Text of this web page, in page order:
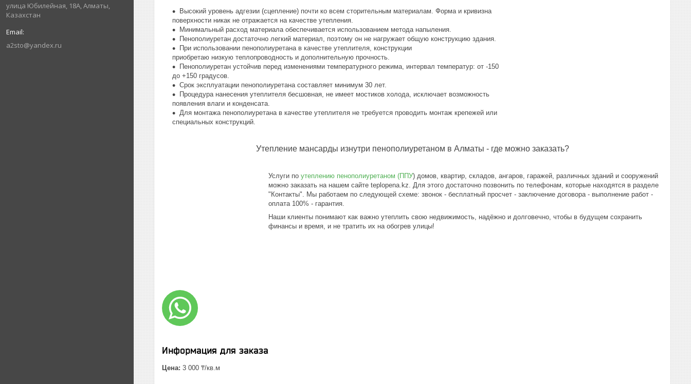
улица Юбилeйнaя, 18А, Алматы,
Казахстан
a2sto@yandex.ru
Высокий уровень адгезии (сцепление) почти ко всем сторительным материалам. Форма и кривизна
поверхности никак не отражается на качестве утепления.
Минимальный расход материала обеспечивается использованием метода напыления.
Пенополиуретан достаточно легкий материал, поэтому он не нагружает общую конструкцию здания.
При использовании пенополиуретана в качестве утеплителя, конструкции
приобретаю низкую теплопроводность и дополнительную прочность.
Пенополиуретан устойчив перед изменениями температурного режима, интервал температур: от -150
до +150 градусов.
Срок эксплуатации пенополиуретана составляет минимум 30 лет.
Процедура нанесения утеплителя бесшовная, не имеет мостиков холода, исключает возможность
появления влаги и конденсата.
Для монтажа пенополиуретана в качестве утеплителя не требуется проводить монтаж крепежей или
специальных конструкций.
Утепление мансарды изнутри пенополиуретаном в Алматы - где можно заказать?
Услуги по утеплению пенополиуретаном (ППУ) домов, квартир, складов, ангаров, гаражей, различных зданий и сооружений
можно заказать на нашем сайте teplopena.kz. Для этого достаточно позвонить по телефонам, которые находятся в разделе
"Контакты". Мы работаем по следующей схеме: звонок - бесплатный просчет - заключение договора - выполнение работ -
оплата 100% - гарантия.
Наши клиенты понимают как важно утеплить свою недвижимость, надёжно и долговечно, чтобы в будущем сохранить
финансы и время, и не тратить их на обогрев улицы!
Информация для заказа
Цена: 3 000 ₸/кв.м